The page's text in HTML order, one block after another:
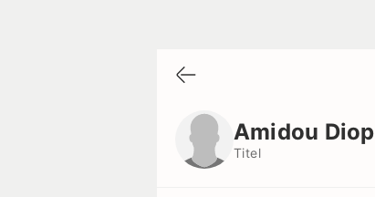
Amidou Diop
Titel